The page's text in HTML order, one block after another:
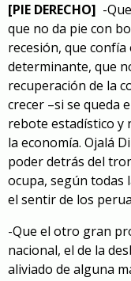
[PIE DERECHO] -
que no da pie con
recesión, que
determinante, que
recuperación de la
crecer –si se queda
rebote estadístico y
la economía. Ojalá
poder detrás del
ocupa, según todas
el sentir de los
-Que el otro gran
nacional, el de la
aliviado de alguna